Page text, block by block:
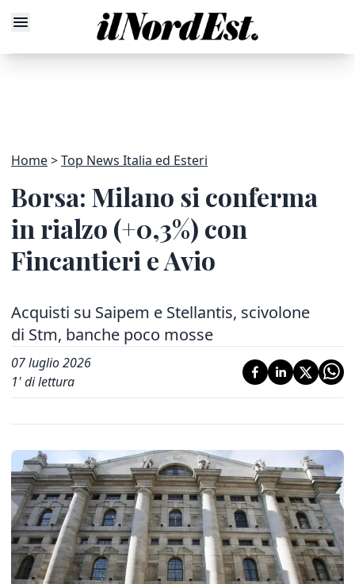
Home Top News Italia ed Esteri
Borsa: Milano si conferma
in rialzo (+0,3%) con
Fincantieri e Avio
Acquisti su Saipem e Stellantis, scivolone
di Stm, banche poco mosse
07 luglio 2026
1' di lettura